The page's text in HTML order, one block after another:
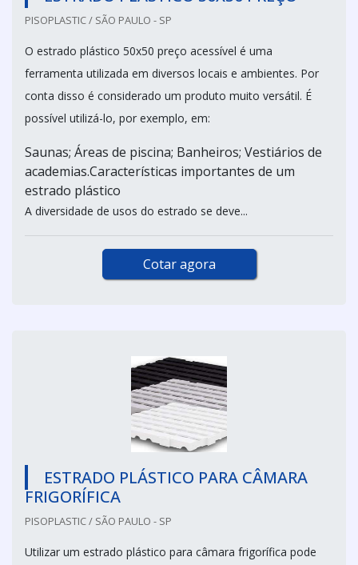
PISOPLASTIC / SÃO PAULO - SP
O estrado plástico 50x50 preço acessível é uma
ferramenta utilizada em diversos locais e ambientes. Por
conta disso é considerado um produto muito versátil. É
possível utilizá-lo, por exemplo, em:
Saunas; Áreas de piscina; Banheiros; Vestiários de
academias.Características importantes de um
estrado plástico
A diversidade de usos do estrado se deve...
Cotar agora
ESTRADO PLÁSTICO PARA CÂMARA
FRIGORÍFICA
PISOPLASTIC / SÃO PAULO - SP
Utilizar um estrado plástico para câmara frigorífica pode